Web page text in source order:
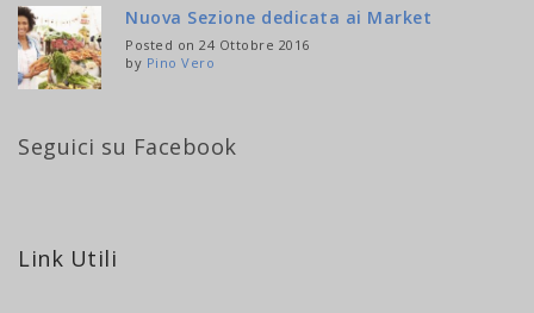
Nuova Sezione dedicata ai Market
Posted on 24 Ottobre 2016
by Pino Vero
Seguici su Facebook
Link Utili